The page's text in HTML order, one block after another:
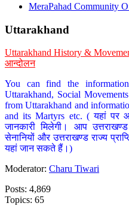
MeraPahad Community
Uttarakhand
Uttarakhand History &
आन्दोलन
You can find the
Uttarakhand, Social
from Uttarakhand and
and its Martyrs etc. ( यहां पर
जानकारी मिलेगी। आप
सेनानियों और उत्तराखण्ड राज्य
यहां जान सकते हैं।)
Moderator: Charu Tiwari
Posts: 4,869
Topics: 65